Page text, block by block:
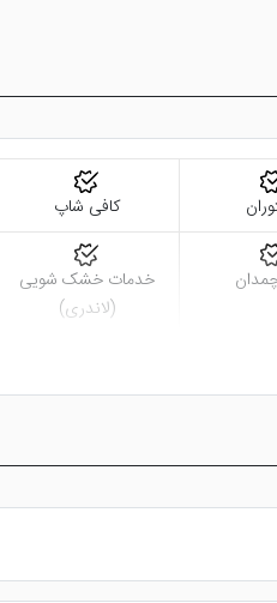
کافی شاپ
خدمات خشک شویی
(لاندری)